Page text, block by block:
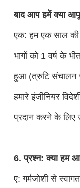
बाद आप हमें क्या
एक: हम एक साल की
भागों को 1 वर्ष के
हुआ (त्रुटि संचालन
हमारे इंजीनियर
प्रदान करने के लिए
6. प्रश्न: क्या हम
ए: गर्मजोशी से